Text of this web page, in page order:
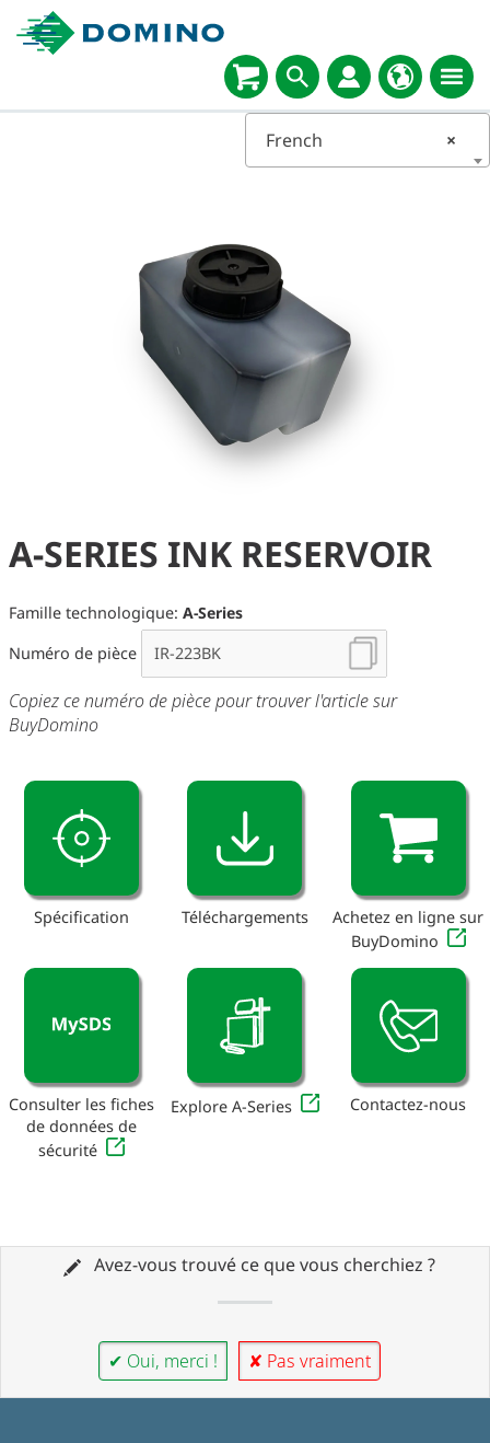
×
French
A-SERIES INK RESERVOIR
Famille technologique: A-Series
Numéro de pièce
Copiez ce numéro de pièce pour trouver l'article sur
BuyDomino
Spécification Téléchargements
Achetez en ligne sur
BuyDomino
Consulter les fiches
de données de
sécurité
Explore A-Series Contactez-nous
Avez-vous trouvé ce que vous cherchiez ?
✔ Oui, merci ! ✘ Pas vraiment